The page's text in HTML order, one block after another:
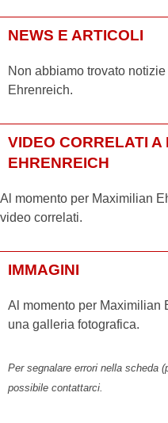
NEWS E ARTICOLI
Non abbiamo trovato
Ehrenreich.
VIDEO CORRELATI A
EHRENREICH
Al momento per Maximilian
video correlati.
IMMAGINI
Al momento per Maximilian
una galleria fotografica.
Per segnalare errori nella scheda
possibile contattarci.